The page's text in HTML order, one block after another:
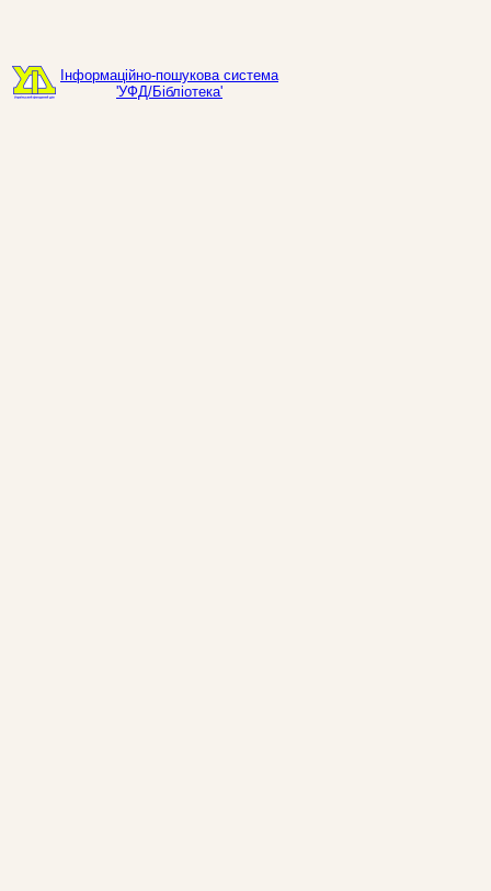
Інформаційно-пошукова система
'УФД/Бібліотека'